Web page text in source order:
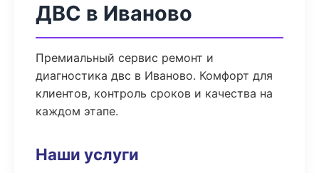
ДВС в Иваново
Премиальный сервис ремонт и
диагностика двс в Иваново. Комфорт для
клиентов, контроль сроков и качества на
каждом этапе.
Наши услуги